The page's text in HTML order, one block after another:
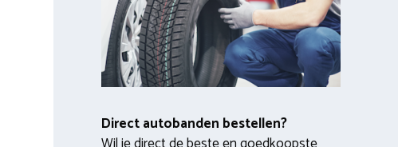
Direct autobanden bestellen?